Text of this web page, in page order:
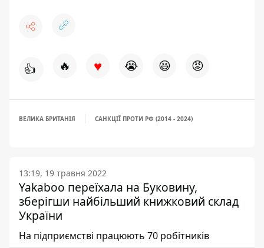
👍 🔥 ♥ 😭 😆 😡
ВЕЛИКА БРИТАНІЯ САНКЦІЇ ПРОТИ РФ (2014 - 2024)
13:19, 19 травня 2022
Yakaboo переїхала на Буковину,
зберігши найбільший книжковий склад
України
На підприємстві працюють 70 робітників